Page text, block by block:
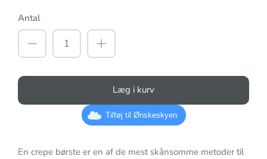
Antal
Læg i kurv
Tilføj til Ønskeskyen
En crepe børste er en af de mest skånsomme metoder til